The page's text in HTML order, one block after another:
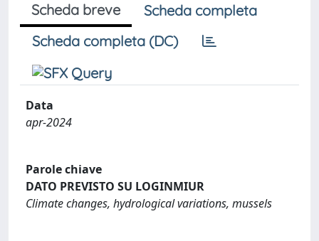
Scheda breve
Scheda completa
Scheda completa (DC)
Data
apr-2024
Parole chiave
DATO PREVISTO SU LOGINMIUR
Climate changes, hydrological variations, mussels